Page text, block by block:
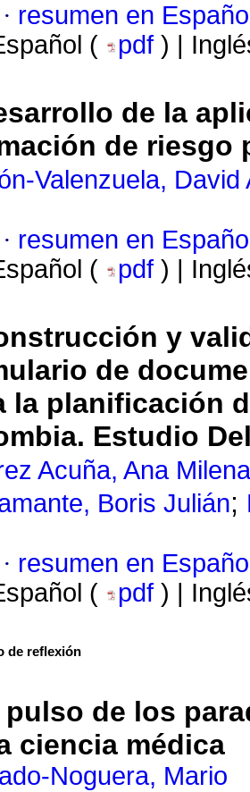
· resumen en
( pdf ) |
de la
de riesgo
Valenzuela, David
· resumen en
( pdf ) |
y
de
la planificación
Estudio
Acuña, Ana Milena
Boris Julián;
· resumen en
( pdf ) |
de reflexión
pulso de los
ciencia médica
Noguera, Mario